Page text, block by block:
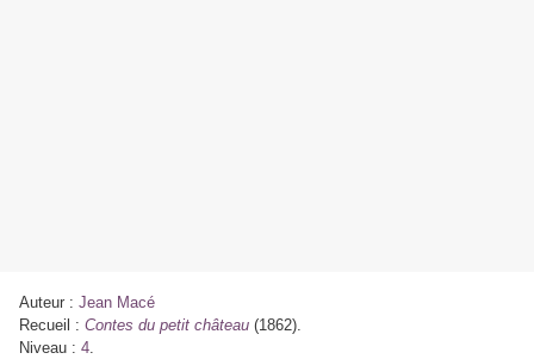
Auteur : Jean Macé
Recueil : Contes du petit château (1862).
Niveau : 4.